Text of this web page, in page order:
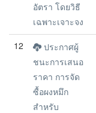
อัตรา โดยวิธี
เฉพาะเจาะจง
12
ประกาศผู้
ชนะการเสนอ
ราคา การจัด
ซื้อผงหมึก
สำหรับ